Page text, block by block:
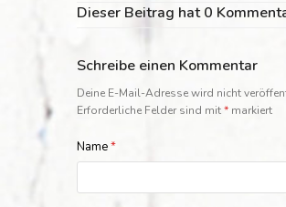
Dieser Beitrag hat 0
Schreibe einen Kommentar
Deine E-Mail-Adresse wird nicht
Erforderliche Felder sind mit* markiert
Name*